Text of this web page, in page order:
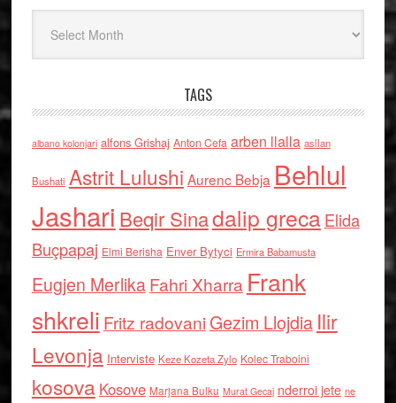
TAGS
albano kolonjari alfons Grishaj Anton Cefa arben llalla asllan
Bushati Astrit Lulushi Aurenc Bebja Behlul
Jashari Beqir Sinadalip grecaElida
Buçpapaj Elmi Berisha Enver Bytyci Ermira Babamusta
Eugjen MerlikaFahri Xharra Frank
shkreli Fritz radovaniGezim Llojdia Ilir
Levonja Interviste Keze Kozeta Zylo Kolec Traboini
kosova Kosove Marjana Bulku Murat Gecaj nderroi jete ne